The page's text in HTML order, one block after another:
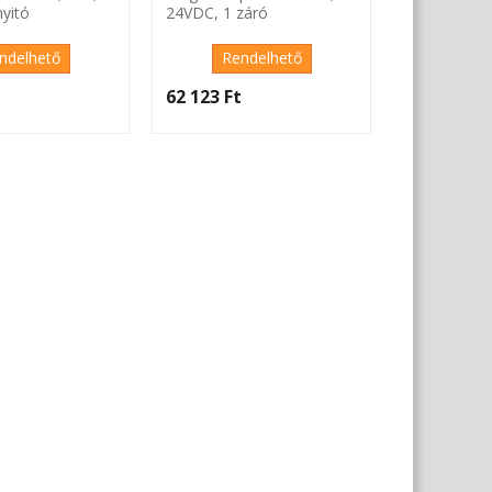
24VDC, 1 záró
Rendelhető
62 123 Ft‎